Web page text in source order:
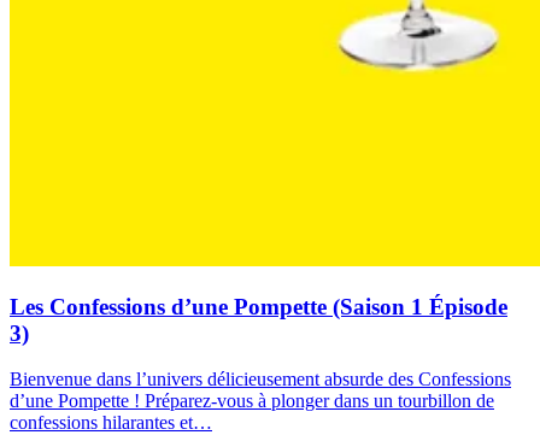
Les Confessions d’une Pompette (Saison 1 Épisode
3)
Bienvenue dans l’univers délicieusement absurde des Confessions
d’une Pompette ! Préparez-vous à plonger dans un tourbillon de
confessions hilarantes et…